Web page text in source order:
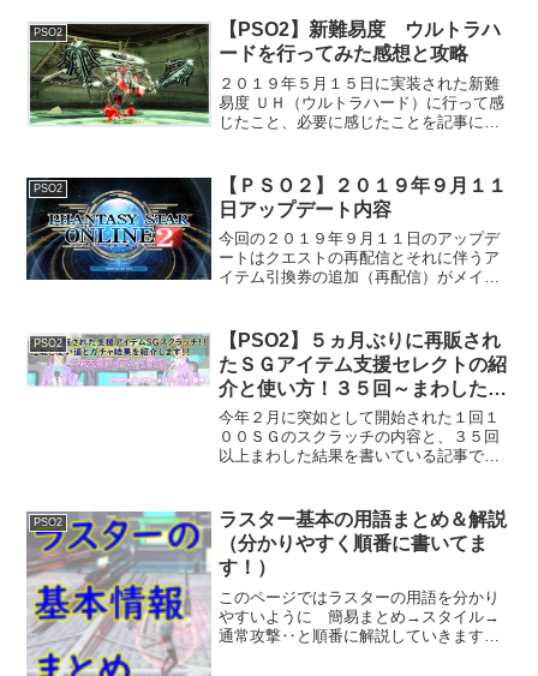
を比較してみました。検証条件ドリン
ク PAプレミアム...
PSO2
【PSO2】新難易度 ウルトラハ
ードを行ってみた感想と攻略
２０１９年５月１５日に実装された新難
易度 ＵＨ（ウルトラハード）に行って感
じたこと、必要に感じたことを記事にし
構成されています。緊急クエスト ワイ
ルドイースター２０１９...
PSO2
【ＰＳＯ２】２０１９年９月１１
日アップデート内容
今回の２０１９年９月１１日のアップデ
ートはクエストの再配信とそれに伴うア
イテム引換券の追加（再配信）がメイン
ンスまでの再配信されます。クエスト連
動ブーストの条件...
PSO2
【PSO2】５ヵ月ぶりに再販され
たＳＧアイテム支援セレクトの紹
介と使い方！３５回～まわした結
果発表！
今年２月に突如として開始された１回１
００ＳＧのスクラッチの内容と、３５回
以上まわした結果を書いている記事で
（ＡＣ換算で１回５００）とかなり高い
スクラッチで期間は７月２９日...
PSO2
ラスター基本の用語まとめ＆解説
（分かりやすく順番に書いてま
す！）
このページではラスターの用語を分かり
やすいように 簡易まとめ→スタイル→
通常攻撃‥と順番に解説していきます。